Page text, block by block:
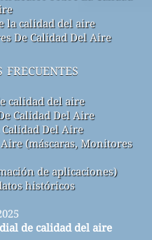
la calidad del aire
De Calidad Del Aire
frecuentes
calidad del aire
Calidad Del Aire
Del Aire
(máscaras, Monitores
de aplicaciones)
históricos
de calidad del aire